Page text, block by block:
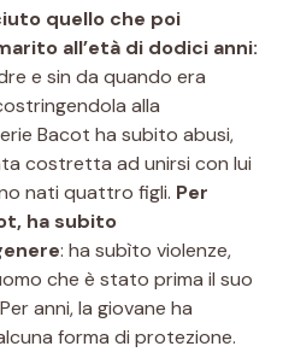
quello che poi
all’età di dodici anni:
e sin da quando era
alla
Bacot ha subito abusi,
costretta ad unirsi con lui
nati quattro figli. Per
ha subito
: ha subìto violenze,
che è stato prima il suo
anni, la giovane ha
forma di protezione.